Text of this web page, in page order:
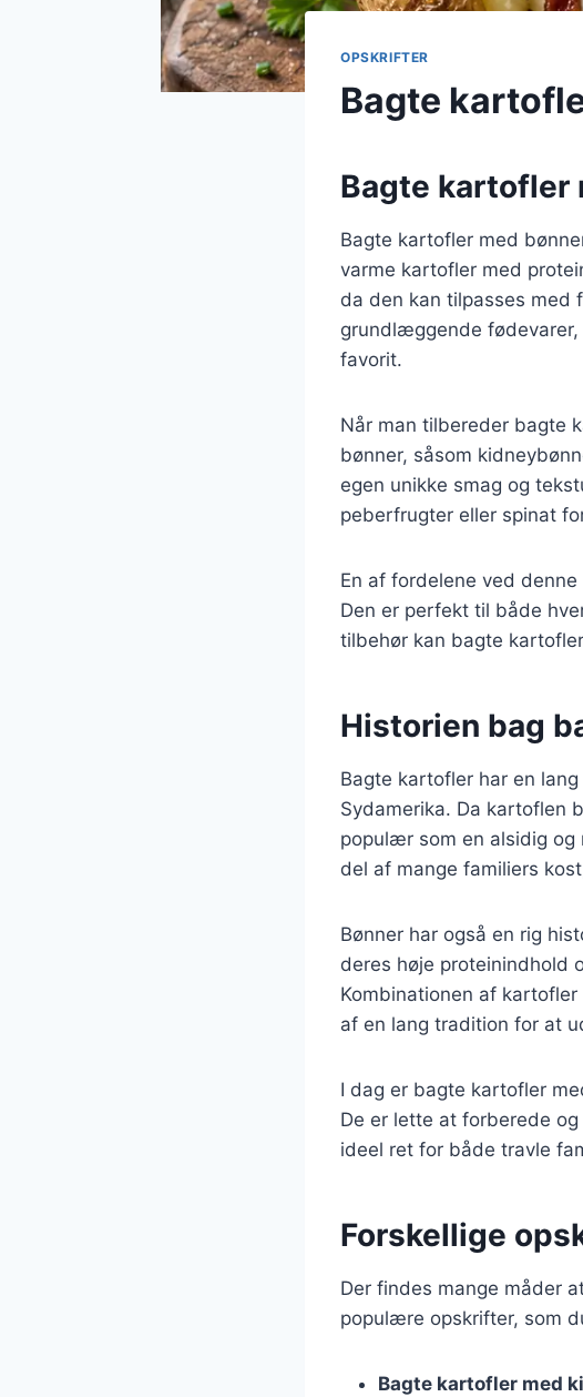
OPSKRIFTER
Bagte
Bagte kartofler
Bagte kartofler med
varme kartofler med
da den kan tilpasses med
grundlæggende
favorit.
Når man tilbereder bagte
bønner, såsom
egen unikke smag og
peberfrugter eller spinat
En af fordelene ved
Den er perfekt til både
tilbehør kan bagte
Historien bag
Bagte kartofler har en
Sydamerika. Da kartoflen
populær som en alsidig
del af mange familiers
Bønner har også en rig
deres høje proteinindhold
Kombinationen af
af en lang tradition for at
I dag er bagte kartofler
De er lette at forberede
ideel ret for både travle
Forskellige
Der findes mange måder
populære opskrifter, som
Bagte kartofler med